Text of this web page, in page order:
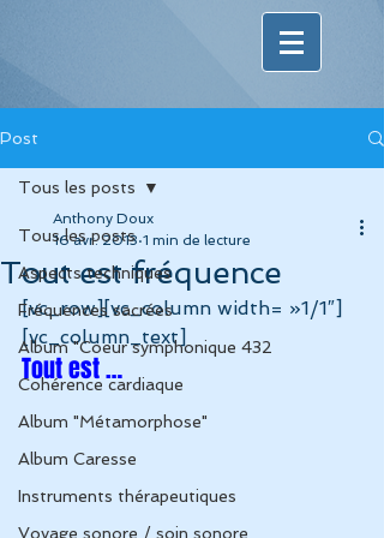
Post
Tous les posts
Aspects techniques
Fréquences sacrées
Album "Coeur symphonique 432
Cohérence cardiaque
Album "Métamorphose"
Album Caresse
Instruments thérapeutiques
Voyage sonore / soin sonore
Tous les posts
Tout est fréquence
Anthony Doux
16 avr. 2013 1 min de lecture
[vc_row][vc_column width= »1/1″]
[vc_column_text]
Tout est …